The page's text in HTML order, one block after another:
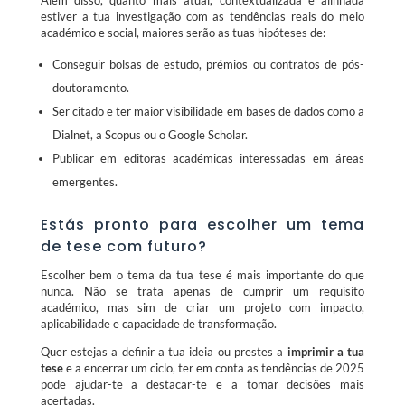
estiver a tua investigação com as tendências reais do meio
académico e social, maiores serão as tuas hipóteses de:
Conseguir bolsas de estudo, prémios ou contratos de pós-
doutoramento.
Ser citado e ter maior visibilidade em bases de dados como a
Dialnet, a Scopus ou o Google Scholar.
Publicar em editoras académicas interessadas em áreas
emergentes.
Estás pronto para escolher um tema
de tese com futuro?
Escolher bem o tema da tua tese é mais importante do que
nunca. Não se trata apenas de cumprir um requisito
académico, mas sim de criar um projeto com impacto,
aplicabilidade e capacidade de transformação.
Quer estejas a definir a tua ideia ou prestes a imprimir a tua
tesee a encerrar um ciclo, ter em conta as tendências de 2025
pode ajudar-te a destacar-te e a tomar decisões mais
acertadas.